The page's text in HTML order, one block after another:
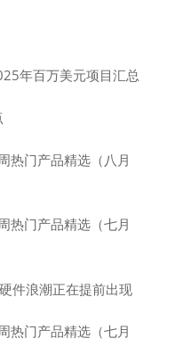
年百万美元项目汇总
热门产品精选（八月
热门产品精选（七月
件浪潮正在提前出现
热门产品精选（七月